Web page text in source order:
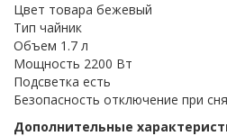
Цвет товара бежевый
Тип чайник
Объем 1.7 л
Мощность 2200 Вт
Подсветка есть
Безопасность отключение при
Дополнительные